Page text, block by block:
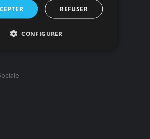
REFUSER
CONFIGURER